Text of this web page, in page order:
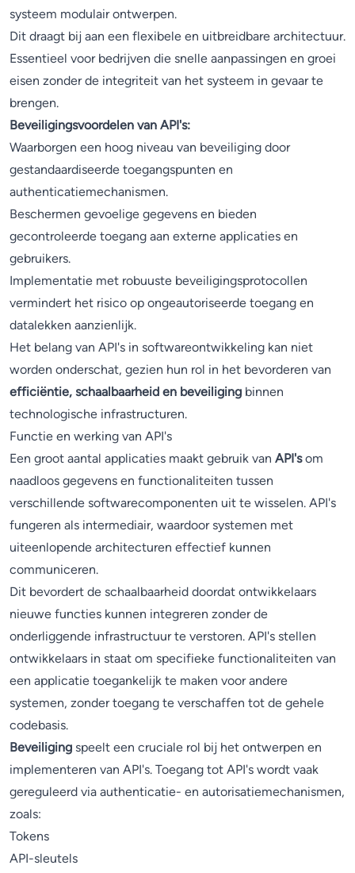
systeem modulair ontwerpen.
Dit draagt bij aan een flexibele en uitbreidbare architectuur.
Essentieel voor bedrijven die snelle aanpassingen en groei
eisen zonder de integriteit van het systeem in gevaar te
brengen.
Beveiligingsvoordelen van API's:
Waarborgen een hoog niveau van beveiliging door
gestandaardiseerde toegangspunten en
authenticatiemechanismen.
Beschermen gevoelige gegevens en bieden
gecontroleerde toegang aan externe applicaties en
gebruikers.
Implementatie met robuuste beveiligingsprotocollen
vermindert het risico op ongeautoriseerde toegang en
datalekken aanzienlijk.
Het belang van API's in softwareontwikkeling kan niet
worden onderschat, gezien hun rol in het bevorderen van
efficiëntie, schaalbaarheid en beveiliging binnen
technologische infrastructuren.
Functie en werking van API's
Een groot aantal applicaties maakt gebruik van API'som
naadloos gegevens en functionaliteiten tussen
verschillende softwarecomponenten uit te wisselen. API's
fungeren als intermediair, waardoor systemen met
uiteenlopende architecturen effectief kunnen
communiceren.
Dit bevordert de schaalbaarheid doordat ontwikkelaars
nieuwe functies kunnen integreren zonder de
onderliggende infrastructuur te verstoren. API's stellen
ontwikkelaars in staat om specifieke functionaliteiten van
een applicatie toegankelijk te maken voor andere
systemen, zonder toegang te verschaffen tot de gehele
codebasis.
Beveiliging speelt een cruciale rol bij het ontwerpen en
implementeren van API's. Toegang tot API's wordt vaak
gereguleerd via authenticatie- en autorisatiemechanismen,
zoals:
Tokens
API-sleutels